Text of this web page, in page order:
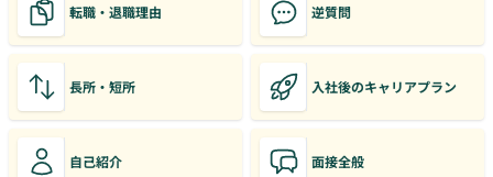
転職・退職理由 逆質問
長所・短所 入社後のキャリアプラン
自己紹介 面接全般